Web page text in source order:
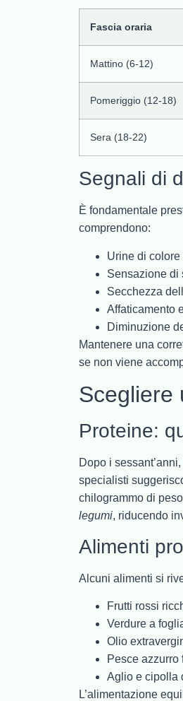
Fascia oraria
Mattino (6-12)
Pomeriggio (12-18)
Sera (18-22)
Segnali di
È fondamentale
comprendono:
Urine di
Sensazione di
Secchezza
Affaticamento
Diminuzione
Mantenere una
se non viene
Scegliere
Proteine:
Dopo i sessant’anni,
specialisti
chilogrammo di
legumi, riducendo
Alimenti
Alcuni alimenti si
Frutti rossi
Verdure a
Olio
Pesce azzurro
Aglio e cipolla
L’alimentazione